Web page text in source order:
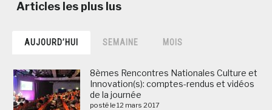
AUJOURD’HUI SEMAINE MOIS
8èmes Rencontres Nationales Culture et
Innovation(s): comptes-rendus et vidéos
de la journée
posté le 12 mars 2017